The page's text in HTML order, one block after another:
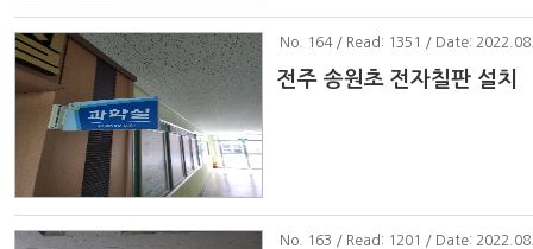
No . 164 / Read: 1351 / Date:
전주 송원초 전자칠판 설치
No . 163 / Read: 1201 / Date: